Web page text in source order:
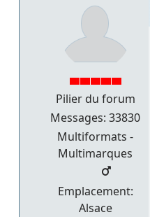
Pilier du forum
Messages: 33830
Multiformats -
Multimarques
Emplacement:
Alsace